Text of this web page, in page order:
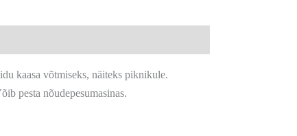
kaasa võtmiseks, näiteks piknikule.
pesta nõudepesumasinas.